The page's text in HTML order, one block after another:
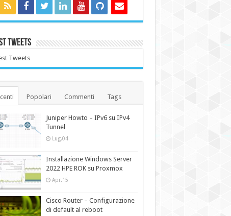
Tweets
Tweets
Popolari Commenti Tags
Juniper Howto – IPv6 su IPv4
Tunnel
Lug.04
Installazione Windows Server
2022 HPE ROK su Proxmox
Apr.15
Cisco Router – Configurazione
di default al reboot